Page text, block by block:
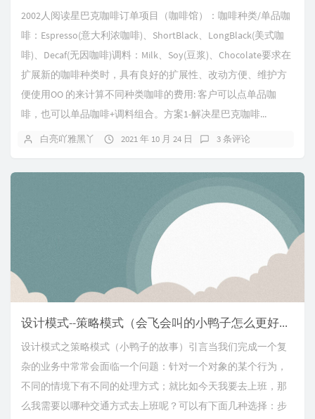
2002人阅读星巴克咖啡订单项目（咖啡馆）：咖啡种类/单品咖
啡：Espresso(意大利浓咖啡)、ShortBlack、LongBlack(美式咖
啡)、Decaf(无因咖啡)调料：Milk、Soy(豆浆)、Chocolate要求在
扩展新的咖啡种类时，具有良好的扩展性、改动方便、维护方
便使用OO 的来计算不同种类咖啡的费用: 客户可以点单品咖
啡，也可以单品咖啡+调料组合。方案1-解决星巴克咖啡...
白亮吖雅黑丫 2021 年 10 月 24 日 3 条评论
设计模式--策略模式（会飞会叫的小鸭子怎么更好的去设计实现）
设计模式之策略模式（小鸭子的故事）引言当我们完成一个复
杂的业务中常常会面临一个问题：针对一个对象的某个行为，
不同的情境下有不同的处理方式；就比如今天我要去上班，那
么我需要以哪种交通方式去上班呢？可以有下面几种选择：步